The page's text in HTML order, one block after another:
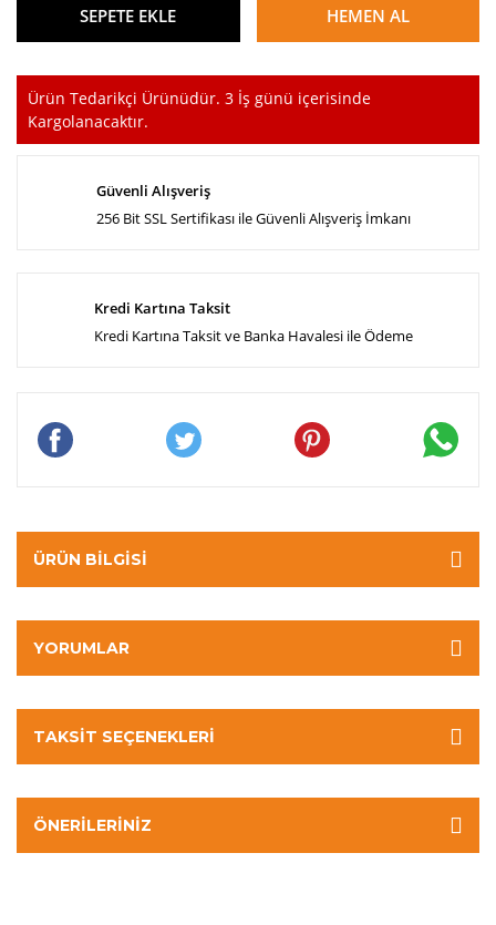
SEPETE EKLE HEMEN AL
Ürün Tedarikçi Ürünüdür. 3 İş günü içerisinde
Kargolanacaktır.
Güvenli Alışveriş
256 Bit SSL Sertifikası ile Güvenli Alışveriş İmkanı
Kredi Kartına Taksit
Kredi Kartına Taksit ve Banka Havalesi ile Ödeme
ÜRÜN BILGISI
YORUMLAR
TAKSIT SEÇENEKLERI
ÖNERILERINIZ